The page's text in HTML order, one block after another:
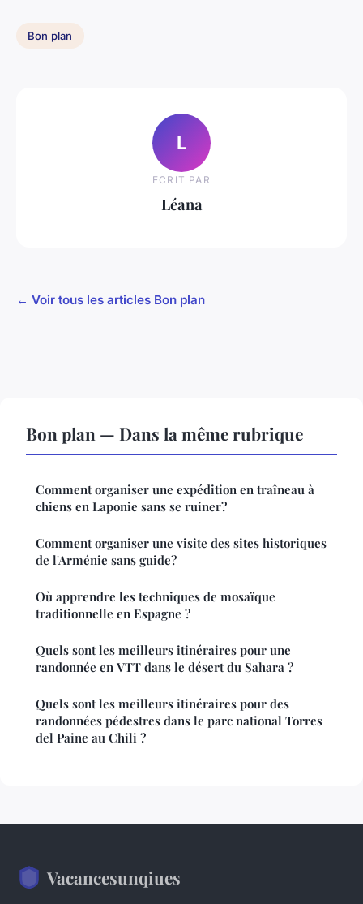
Bon plan
L
ECRIT PAR
Léana
← Voir tous les articles Bon plan
Bon plan — Dans la même rubrique
Comment organiser une expédition en traîneau à
chiens en Laponie sans se ruiner?
Comment organiser une visite des sites historiques
de l'Arménie sans guide?
Où apprendre les techniques de mosaïque
traditionnelle en Espagne ?
Quels sont les meilleurs itinéraires pour une
randonnée en VTT dans le désert du Sahara ?
Quels sont les meilleurs itinéraires pour des
randonnées pédestres dans le parc national Torres
del Paine au Chili ?
Vacancesunqiues